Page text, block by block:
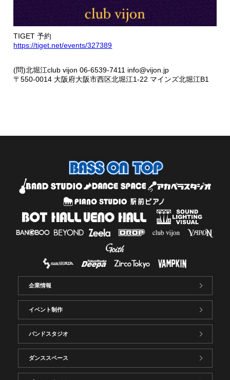
TIGET 予約
https://tiget.net/events/327389
(問)北堀江club vijon 06-6539-7411 info@vijon.jp
〒550-0014 大阪府大阪市西区北堀江1-22 マインズ北堀江B1
企業情報
イベント制作
バンドスタジオ
ダンススペース